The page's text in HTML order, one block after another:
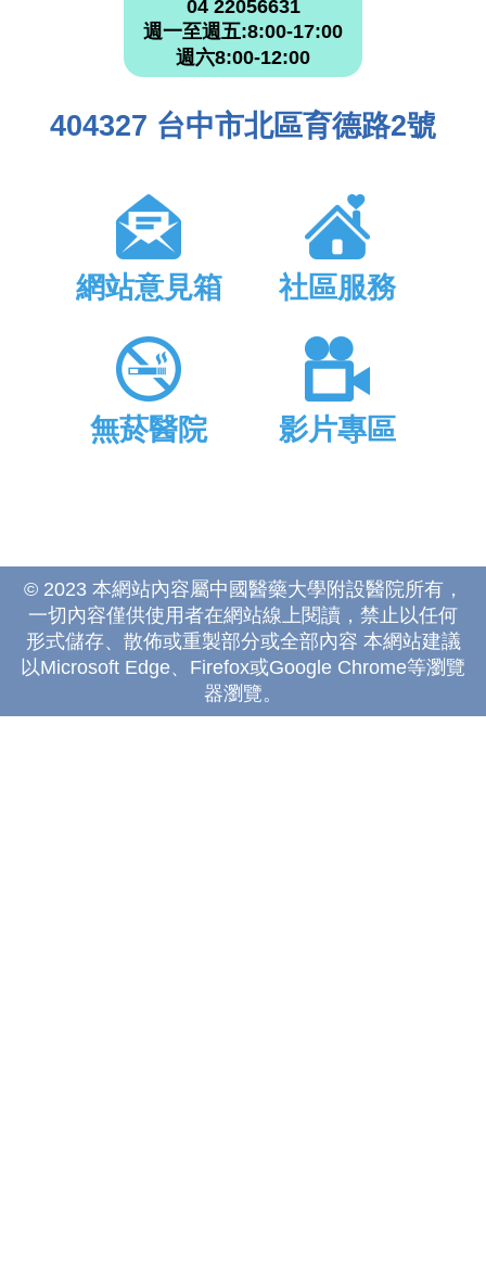
04 22056631
週一至週五:8:00-17:00
週六8:00-12:00
404327 台中市北區育德路2號
網站意見箱 社區服務
無菸醫院 影片專區
© 2023 本網站內容屬中國醫藥大學附設醫院所有，
一切內容僅供使用者在網站線上閱讀，禁止以任何
形式儲存、散佈或重製部分或全部內容 本網站建議
以Microsoft Edge、Firefox或Google Chrome等瀏覽
器瀏覽。